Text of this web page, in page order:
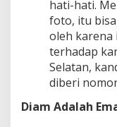
hati-hati.
foto, itu
oleh karena
terhadap
Selatan,
diberi
Diam Adalah